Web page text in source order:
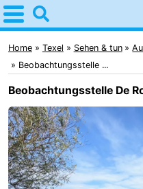
Home
Texel
Tipps
Für
kindern
Dorfer
-
Home Texel Sehen & tun
Beobachtungsstelle ...
Beobachtungsstelle De